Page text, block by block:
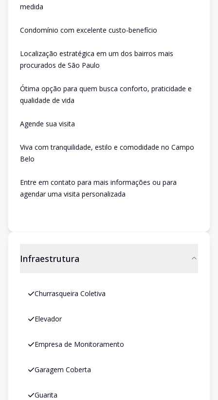
medida
Condomínio com excelente custo-benefício
Localização estratégica em um dos bairros mais
procurados de São Paulo
Ótima opção para quem busca conforto, praticidade e
qualidade de vida
Agende sua visita
Viva com tranquilidade, estilo e comodidade no Campo
Belo
Entre em contato para mais informações ou para
agendar uma visita personalizada
Infraestrutura
Churrasqueira Coletiva
Elevador
Empresa de Monitoramento
Garagem Coberta
Guarita